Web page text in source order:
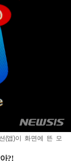
(앱)이 화면에 뜬 모